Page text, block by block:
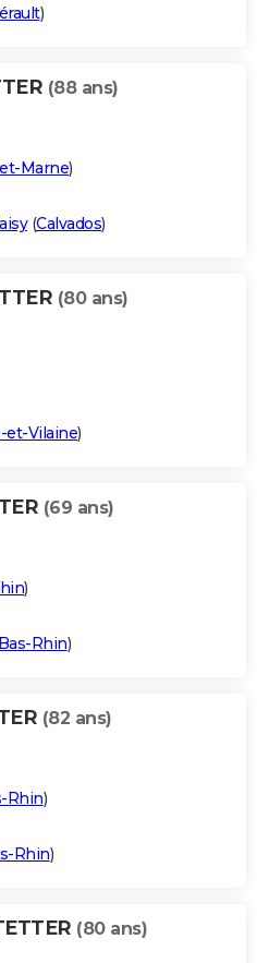
)
(88 ans)
Marne)
(Calvados)
(80 ans)
et-Vilaine)
(69 ans)
)
Rhin)
(82 ans)
Rhin)
Rhin)
(80 ans)